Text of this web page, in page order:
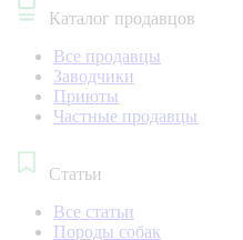
Каталог продавцов
Все продавцы
Заводчики
Приюты
Частные продавцы
Статьи
Все статьи
Породы собак